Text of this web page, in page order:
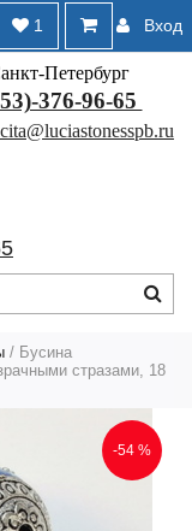
Вход
1
Петербург
376-96-65
/ Бусина
стразами, 18
-54 %